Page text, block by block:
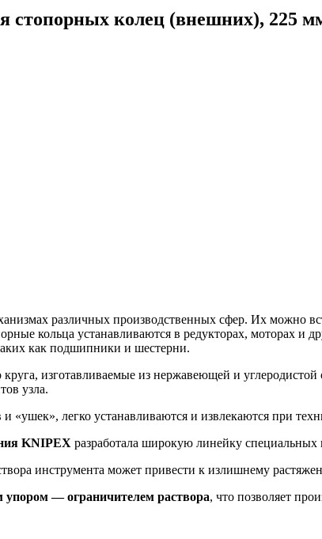
колец (внешних), 225
различных производственных сфер. Их можно
кольца устанавливаются в редукторах, моторах и
как подшипники и шестерни.
изготавливаемые из нержавеющей и
узла.
«ушек», легко устанавливаются и извлекаются при
KNIPEX разработала широкую линейку специальных
инструмента может привести к излишнему
упором — ограничителем раствора, что позволяет